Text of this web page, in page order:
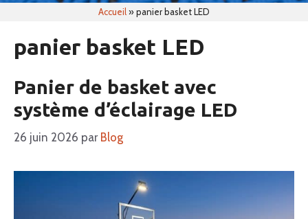
Accueil»panier basket LED
panier basket LED
Panier de basket avec
système d’éclairage LED
26 juin 2026 par Blog